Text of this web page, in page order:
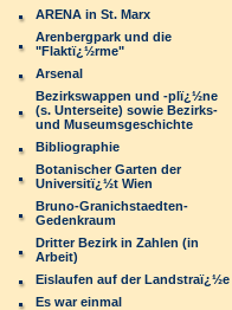
ARENA in St. Marx
Arenbergpark und die
"Flaktï¿½rme"
Arsenal
Bezirkswappen und -plï¿½ne
(s. Unterseite) sowie Bezirks-
und Museumsgeschichte
Bibliographie
Botanischer Garten der
Universitï¿½t Wien
Bruno-Granichstaedten-
Gedenkraum
Dritter Bezirk in Zahlen (in
Arbeit)
Eislaufen auf der Landstraï¿½e
Es war einmal